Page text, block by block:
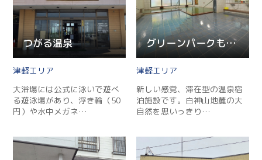
つがる温泉
津軽
大浴場には公式に泳いで遊べ
る遊泳場があり、浮き輪（50
円）や水中メガネ…
グリーンパークもりのいずみ
津軽
新しい感覚、滞在型の温泉宿
泊施設です。白神山地麓の大
自然を思いっきり…